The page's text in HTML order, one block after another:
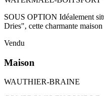
SOUS OPTION Idéalement
Dries", cette charmante
Vendu
Maison
WAUTHIER-BRAINE